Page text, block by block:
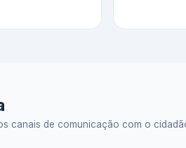
de comunicação com o